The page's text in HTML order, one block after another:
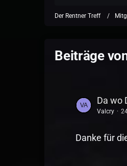
Der Rentner Treff
Beiträge
Da wo
Valcry
Danke für